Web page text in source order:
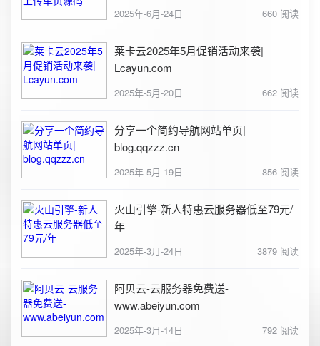
2025年-6月-24日 660 阅读
莱卡云2025年5月促销活动来袭|
Lcayun.com
2025年-5月-20日 662 阅读
分享一个简约导航网站单页|
blog.qqzzz.cn
2025年-5月-19日 856 阅读
火山引擎-新人特惠云服务器低至79元/
年
2025年-3月-24日 3879 阅读
阿贝云-云服务器免费送-
www.abeiyun.com
2025年-3月-14日 792 阅读